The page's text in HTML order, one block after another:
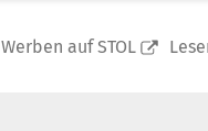
Werben auf STOL